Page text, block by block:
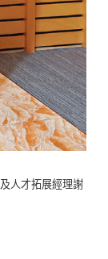
人才拓展經理謝